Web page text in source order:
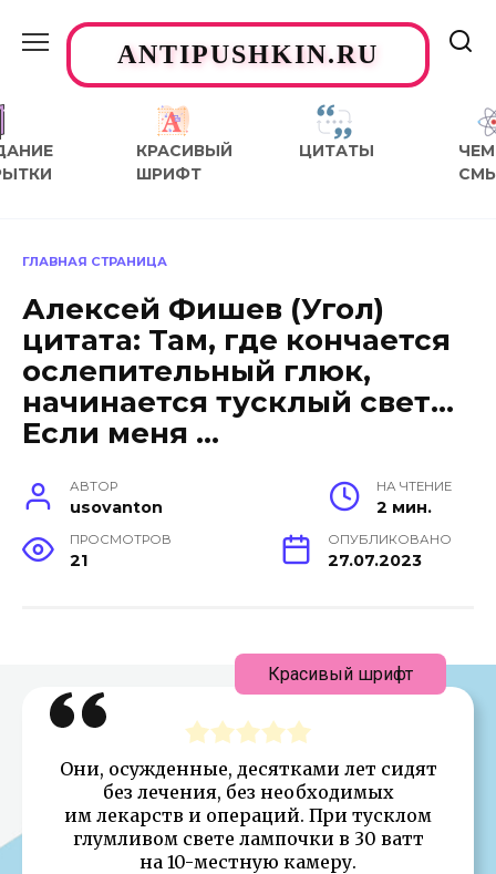
содержаниюANTIPUSHKIN.RU
КРАСИВЫЙ
ШРИФТ
ЦИТАТЫ
ЧЕМ
ГЛАВНАЯ СТРАНИЦА
Алексей Фишев (Угол)
цитата: Там, где кончается
ослепительный глюк,
начинается тусклый свет…
Если меня …
АВТОР
usovanton
НА ЧТЕНИЕ
2 мин.
ПРОСМОТРОВ
21
ОПУБЛИКОВАНО
27.07.2023
Они, осужденные, десятками лет сидят
без лечения, без необходимых
им лекарств и операций. При тусклом
глумливом свете лампочки в 30 ватт
на 10-местную камеру.
Красивый шрифт